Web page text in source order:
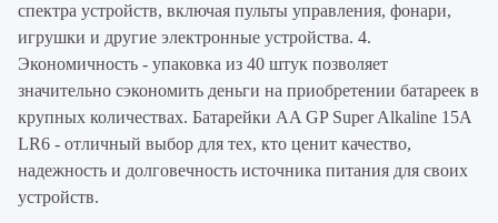
спектра устройств, включая пульты управления, фонари,
игрушки и другие электронные устройства. 4.
Экономичность - упаковка из 40 штук позволяет
значительно сэкономить деньги на приобретении батареек в
крупных количествах. Батарейки AA GP Super Alkaline 15A
LR6 - отличный выбор для тех, кто ценит качество,
надежность и долговечность источника питания для своих
устройств.